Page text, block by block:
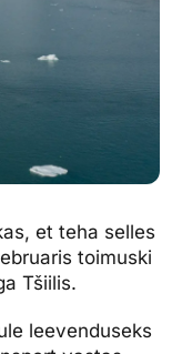
et teha selles
toimuski
Tšiilis.
leevenduseks